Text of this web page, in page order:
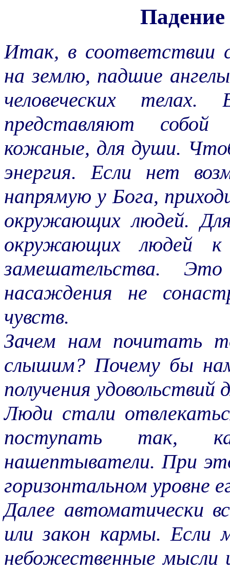
Падение
Итак, в соответствии
на землю, падшие
человеческих
представляют
кожаные, для души.
энергия. Если нет
напрямую у Бога,
окружающих людей.
окружающих людей к
замешательства.
насаждения не
чувств.
Зачем нам почитать
слышим? Почему бы
получения удовольствий
Люди стали
поступать так,
нашептыватели. При
горизонтальном уровне
Далее автоматически
или закон кармы. Если
небожественные мысли